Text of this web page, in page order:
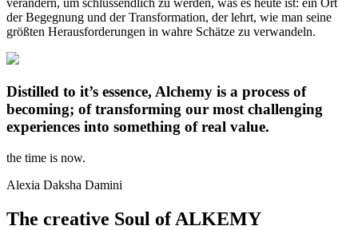
verändern, um schlussendlich zu werden, was es heute ist: ein Ort
der Begegnung und der Transformation, der lehrt, wie man seine
größten Herausforderungen in wahre Schätze zu verwandeln.
Distilled to it’s essence, Alchemy is a process of
becoming; of transforming our most challenging
experiences into something of real value.
the time is now.
Alexia Daksha Damini
The creative Soul of ALKEMY